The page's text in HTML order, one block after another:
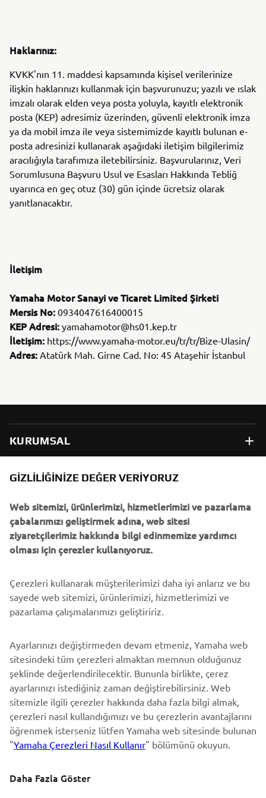
Haklarınız:
KVKK'nın 11. maddesi kapsamında kişisel verilerinize
ilişkin haklarınızı kullanmak için başvurunuzu; yazılı ve ıslak
imzalı olarak elden veya posta yoluyla, kayıtlı elektronik
posta (KEP) adresimiz üzerinden, güvenli elektronik imza
ya da mobil imza ile veya sistemimizde kayıtlı bulunan e-
posta adresinizi kullanarak aşağıdaki iletişim bilgilerimiz
aracılığıyla tarafımıza iletebilirsiniz. Başvurularınız, Veri
Sorumlusuna Başvuru Usul ve Esasları Hakkında Tebliğ
uyarınca en geç otuz (30) gün içinde ücretsiz olarak
yanıtlanacaktır.
İletişim
Yamaha Motor Sanayi ve Ticaret Limited Şirketi
Mersis No: 0934047616400015
KEP Adresi: yamahamotor@hs01.kep.tr
İletişim: https://www.yamaha-motor.eu/tr/tr/Bize-Ulasin/
Adres: Atatürk Mah. Girne Cad. No: 45 Ataşehir İstanbul
KURUMSAL
B2B
DAHA FAZLA YAMAHA
DESTEK
BÜLTEN
En son fırsatları, özel etkinlikleri, yeni çıkan ürünleri ve daha
fazlasını ilk öğrenen siz olun
ABONE OL
Gizlilik Politikamızı okuyarak kişisel verilerinizi nasıl işlediğimizi
öğrenebilirsiniz:
Gizlilik Politikası
GIZLILIĞINIZE DEĞER VERIYORUZ
Web sitemizi, ürünlerimizi, hizmetlerimizi ve pazarlama
çabalarımızı geliştirmek adına, web sitesi
ziyaretçilerimiz hakkında bilgi edinmemize yardımcı
olması için çerezler kullanıyoruz.
Çerezleri kullanarak müşterilerimizi daha iyi anlarız ve bu
sayede web sitemizi, ürünlerimizi, hizmetlerimizi ve
pazarlama çalışmalarımızı geliştiririz.
Ayarlarınızı değiştirmeden devam etmeniz, Yamaha web
sitesindeki tüm çerezleri almaktan memnun olduğunuz
şeklinde değerlendirilecektir. Bununla birlikte, çerez
ayarlarınızı istediğiniz zaman değiştirebilirsiniz. Web
sitemizle ilgili çerezler hakkında daha fazla bilgi almak,
çerezleri nasıl kullandığımızı ve bu çerezlerin avantajlarını
öğrenmek isterseniz lütfen Yamaha web sitesinde bulunan
"Yamaha Çerezleri Nasıl Kullanır" bölümünü okuyun.
Daha Fazla Göster